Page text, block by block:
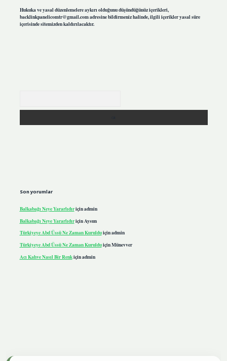
Hukuka ve yasal düzenlemelere aykırı olduğunu düşündüğünüz içerikleri,
backlinkpanelicomtr@gmail.comadresine bildirmeniz halinde, ilgili içerikler yasal süre
içerisinde sitemizden kaldırılacaktır.
Son yorumlar
Balkabağı Neye Yararlıdıriçinadmin
Balkabağı Neye Yararlıdıriçin Aysun
Türkiyeye Abd Üssü Ne Zaman Kurulduiçinadmin
Türkiyeye Abd Üssü Ne Zaman KurulduiçinMünevver
Acı Kahve Nasıl Bir Renkiçinadmin